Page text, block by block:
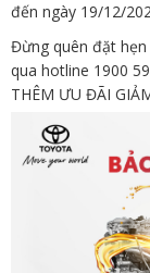
đến ngày 19/12/
Đừng quên đặt
qua hotline 1900
THÊM ƯU ĐÃI